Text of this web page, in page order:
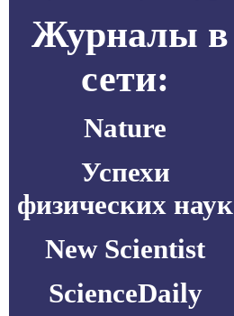
Журналы в
сети:
Nature
Успехи
физических наук
New Scientist
ScienceDaily